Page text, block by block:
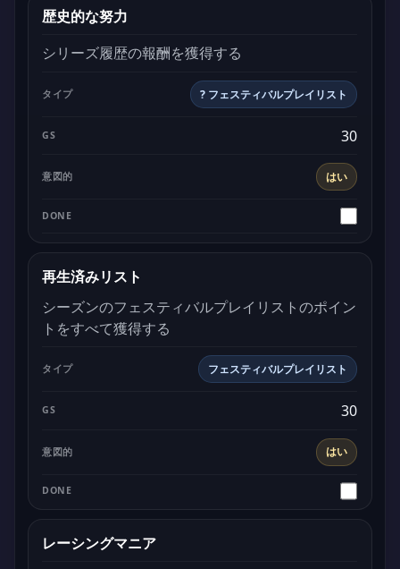
歴史的な努力
シリーズ履歴の報酬を獲得する
? フェスティバルプレイリスト
はい
30
再生済みリスト
シーズンのフェスティバルプレイリストのポイン
トをすべて獲得する
フェスティバルプレイリスト
はい
30
レーシングマニア